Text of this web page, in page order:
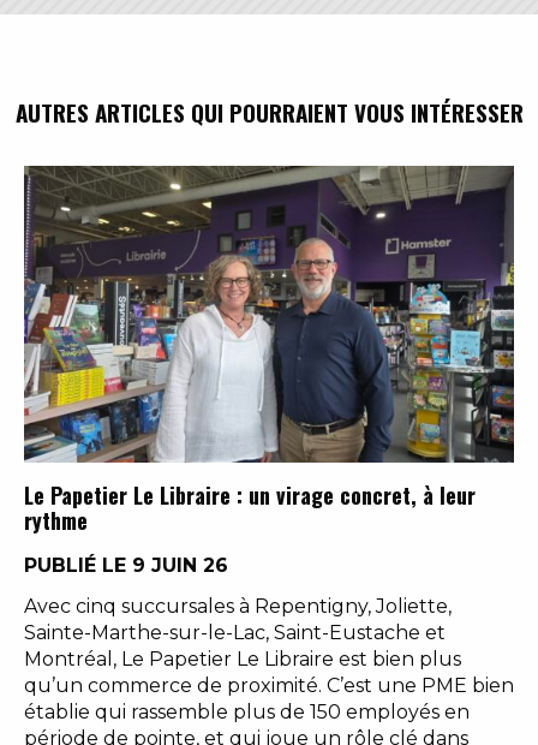
AUTRES ARTICLES QUI POURRAIENT VOUS INTÉRESSER
Le Papetier Le Libraire : un virage concret, à leur
rythme
PUBLIÉ LE 9 JUIN 26
Avec cinq succursales à Repentigny, Joliette,
Sainte-Marthe-sur-le-Lac, Saint-Eustache et
Montréal, Le Papetier Le Libraire est bien plus
qu’un commerce de proximité. C’est une PME bien
établie qui rassemble plus de 150 employés en
période de pointe, et qui joue un rôle clé dans